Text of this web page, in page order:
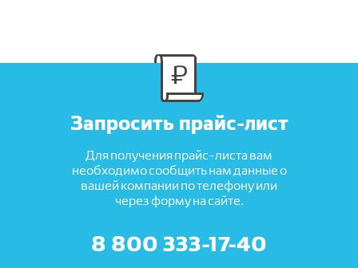
Запросить прайс-лист
Для получения прайс-листа вам
необходимо сообщить нам данные о
вашей компании по телефону или
через форму на сайте.
8 800 333-17-40